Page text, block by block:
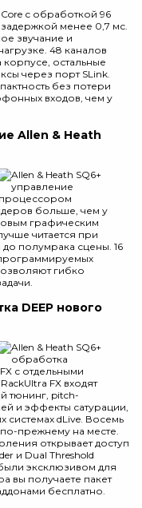
с обработкой 96
менее 0,7 мс.
звучание и
48 каналов
корпусе, остальные
через порт SLink.
без потери
входов, чем у
Allen & Heath
больше, чем у
графическим
читается при
полумрака сцены. 16
гибко
DEEP нового
с отдельными
FX входят
тюнинг, pitch-
и эффекты сатурации,
системах dLive. Восемь
прежнему на месте.
открывает доступ
и Dual Threshold
эксклюзивом для
вы получаете пакет
бесплатно.